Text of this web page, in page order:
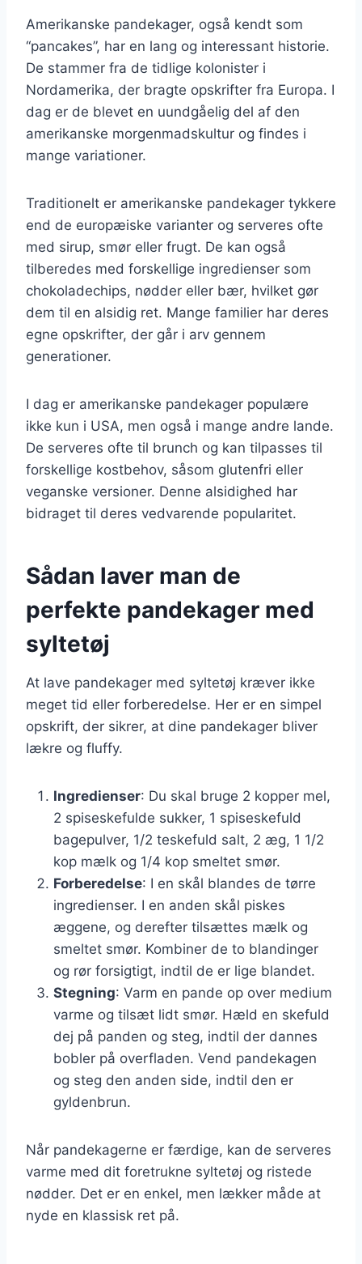
Amerikanske pandekager, også kendt som
“pancakes”, har en lang og interessant historie.
De stammer fra de tidlige kolonister i
Nordamerika, der bragte opskrifter fra Europa. I
dag er de blevet en uundgåelig del af den
amerikanske morgenmadskultur og findes i
mange variationer.
Traditionelt er amerikanske pandekager tykkere
end de europæiske varianter og serveres ofte
med sirup, smør eller frugt. De kan også
tilberedes med forskellige ingredienser som
chokoladechips, nødder eller bær, hvilket gør
dem til en alsidig ret. Mange familier har deres
egne opskrifter, der går i arv gennem
generationer.
I dag er amerikanske pandekager populære
ikke kun i USA, men også i mange andre lande.
De serveres ofte til brunch og kan tilpasses til
forskellige kostbehov, såsom glutenfri eller
veganske versioner. Denne alsidighed har
bidraget til deres vedvarende popularitet.
Sådan laver man de
perfekte pandekager med
syltetøj
At lave pandekager med syltetøj kræver ikke
meget tid eller forberedelse. Her er en simpel
opskrift, der sikrer, at dine pandekager bliver
lækre og fluffy.
Ingredienser: Du skal bruge 2 kopper mel,
2 spiseskefulde sukker, 1 spiseskefuld
bagepulver, 1/2 teskefuld salt, 2 æg, 1 1/2
kop mælk og 1/4 kop smeltet smør.
Forberedelse: I en skål blandes de tørre
ingredienser. I en anden skål piskes
æggene, og derefter tilsættes mælk og
smeltet smør. Kombiner de to blandinger
og rør forsigtigt, indtil de er lige blandet.
Stegning: Varm en pande op over medium
varme og tilsæt lidt smør. Hæld en skefuld
dej på panden og steg, indtil der dannes
bobler på overfladen. Vend pandekagen
og steg den anden side, indtil den er
gyldenbrun.
Når pandekagerne er færdige, kan de serveres
varme med dit foretrukne syltetøj og ristede
nødder. Det er en enkel, men lækker måde at
nyde en klassisk ret på.